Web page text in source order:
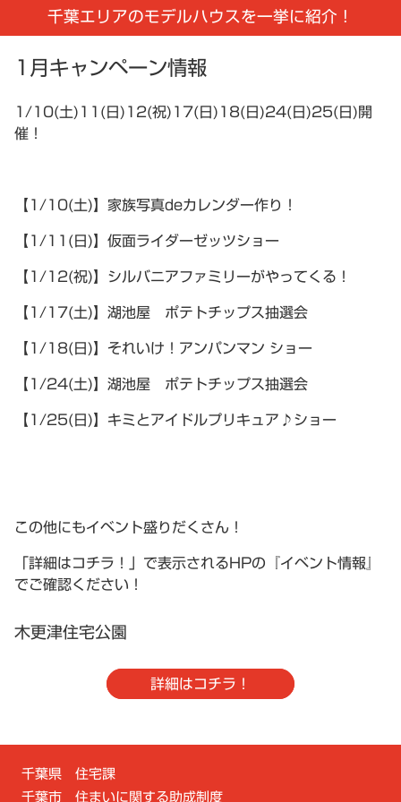
千葉エリアのモデルハウスを一挙に紹介！
1月キャンペーン情報
1/10(土)11(日)12(祝)17(日)18(日)24(日)25(日)開
催！
【1/10(土)】家族写真deカレンダー作り！
【1/11(日)】仮面ライダーゼッツショー
【1/12(祝)】シルバニアファミリーがやってくる！
【1/17(土)】湖池屋 ポテトチップス抽選会
【1/18(日)】それいけ！アンパンマン ショー
【1/24(土)】湖池屋 ポテトチップス抽選会
【1/25(日)】キミとアイドルプリキュア♪ショー
この他にもイベント盛りだくさん！
「詳細はコチラ！」で表示されるHPの『イベント情報』
でご確認ください！
木更津住宅公園
詳細はコチラ！
千葉県 住宅課
千葉市 住まいに関する助成制度